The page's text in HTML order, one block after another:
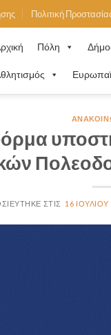
Πολιτική
Πόλη
16 ΙΟΥΛΊΟΥ